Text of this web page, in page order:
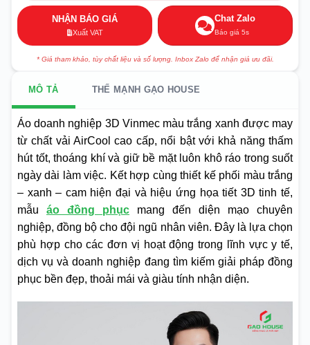
NHẬN BÁO GIÁ
Xuất VAT
Chat Zalo
Báo giá 5s
* Giá tham khảo, tùy chất liệu và số lượng. Inbox Zalo để nhận giá ưu đãi.
MÔ TẢ THẾ MẠNH GẠO HOUSE
Áo doanh nghiệp 3D Vinmec màu trắng xanh được may
từ chất vải AirCool cao cấp, nổi bật với khả năng thấm
hút tốt, thoáng khí và giữ bề mặt luôn khô ráo trong suốt
ngày dài làm việc. Kết hợp cùng thiết kế phối màu trắng
– xanh – cam hiện đại và hiệu ứng họa tiết 3D tinh tế,
mẫu áo đồng phục mang đến diện mạo chuyên
nghiệp, đồng bộ cho đội ngũ nhân viên. Đây là lựa chọn
phù hợp cho các đơn vị hoạt động trong lĩnh vực y tế,
dịch vụ và doanh nghiệp đang tìm kiếm giải pháp đồng
phục bền đẹp, thoải mái và giàu tính nhận diện.